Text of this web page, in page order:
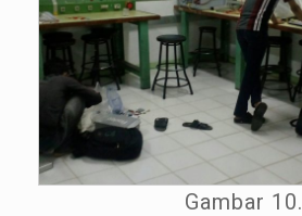
Gambar 10.